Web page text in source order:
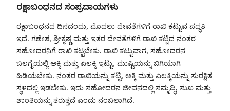
ರಕ್ಷಾಬಂಧನದ ಸಂಪ್ರದಾಯಗಳು
ರಕ್ಷಾಬಂಧನದ ದಿನದಂದು, ಮೊದಲು ದೇವತೆಗಳಿಗೆ ರಾಖಿ ಕಟ್ಟುವ ಪದ್ಧತಿ
ಇದೆ. ಗಣೇಶ, ಶ್ರೀಕೃಷ್ಣ ಮತ್ತು ಇತರ ದೇವತೆಗಳಿಗೆ ರಾಖಿ ಕಟ್ಟಿದ ನಂತರ
ಸಹೋದರನಿಗೆ ರಾಖಿ ಕಟ್ಟಬೇಕು. ರಾಖಿ ಕಟ್ಟುವಾಗ, ಸಹೋದರನ
ಬಲಗೈಯಲ್ಲಿ ಅಕ್ಕಿ ಮತ್ತು ಏಲಕ್ಕಿ ಇಟ್ಟು, ಮುಷ್ಟಿಯನ್ನು ಬಿಗಿಯಾಗಿ
ಹಿಡಿಯಬೇಕು. ನಂತರ ರಾಖಿಯನ್ನು ಕಟ್ಟಿ, ಅಕ್ಕಿ ಮತ್ತು ಏಲಕ್ಕಿಯನ್ನು ಸುರಕ್ಷಿತ
ಸ್ಥಳದಲ್ಲಿ ಇಡಬೇಕು. ಇದು ಸಹೋದರನ ಜೀವನದಲ್ಲಿ ಸಮೃದ್ಧಿ, ಸುಖ ಮತ್ತು
ಶಾಂತಿಯನ್ನು ತರುತ್ತದೆ ಎಂದು ನಂಬಲಾಗಿದೆ.